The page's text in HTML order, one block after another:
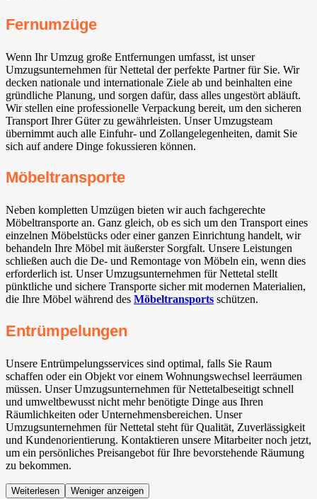
Fernumzüge
Wenn Ihr Umzug große Entfernungen umfasst, ist unser
Umzugsunternehmen für Nettetal der perfekte Partner für Sie. Wir
decken nationale und internationale Ziele ab und beinhalten eine
gründliche Planung, und sorgen dafür, dass alles ungestört abläuft.
Wir stellen eine professionelle Verpackung bereit, um den sicheren
Transport Ihrer Güter zu gewährleisten. Unser Umzugsteam
übernimmt auch alle Einfuhr- und Zollangelegenheiten, damit Sie
sich auf andere Dinge fokussieren können.
Möbeltransporte
Neben kompletten Umzügen bieten wir auch fachgerechte
Möbeltransporte an. Ganz gleich, ob es sich um den Transport eines
einzelnen Möbelstücks oder einer ganzen Einrichtung handelt, wir
behandeln Ihre Möbel mit äußerster Sorgfalt. Unsere Leistungen
schließen auch die De- und Remontage von Möbeln ein, wenn dies
erforderlich ist. Unser Umzugsunternehmen für Nettetal stellt
pünktliche und sichere Transporte sicher mit modernen Materialien,
die Ihre Möbel während des Möbeltransports schützen.
Entrümpelungen
Unsere Entrümpelungsservices sind optimal, falls Sie Raum
schaffen oder ein Objekt vor einem Wohnungswechsel leerräumen
müssen. Unser Umzugsunternehmen für Nettetalbeseitigt schnell
und umweltbewusst nicht mehr benötigte Dinge aus Ihren
Räumlichkeiten oder Unternehmensbereichen. Unser
Umzugsunternehmen für Nettetal steht für Qualität, Zuverlässigkeit
und Kundenorientierung. Kontaktieren unsere Mitarbeiter noch jetzt,
um ein persönliches Preisangebot für Ihre bevorstehende Räumung
zu bekommen.
Weiterlesen Weniger anzeigen